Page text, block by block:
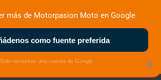
DEPORTIVAS MOTOS ELÉCTRICAS
×
más de Motorpasion Moto en Google
como fuente preferida
Solo necesitas una cuenta de Google